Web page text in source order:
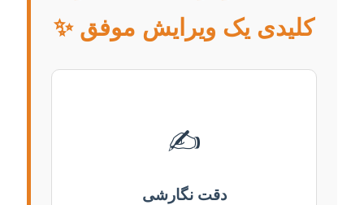
کلیدی یک ویرایش موفق ✨
✍️
دقت نگارشی